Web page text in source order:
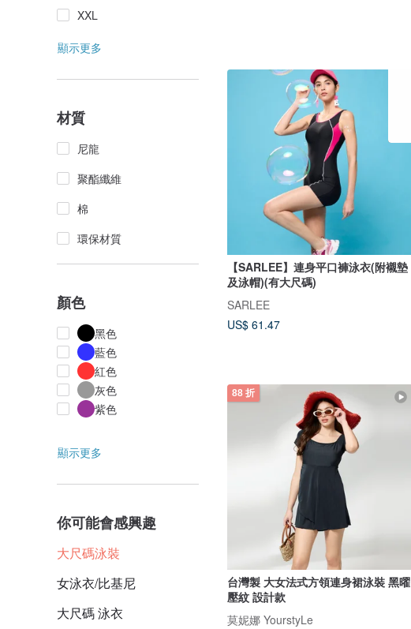
XXL
顯示更多
材質
尼龍
聚酯纖維
棉
環保材質
顏色
黑色
藍色
紅色
灰色
紫色
顯示更多
你可能會感興趣
大尺碼泳裝
女泳衣/比基尼
大尺碼 泳衣
【SARLEE】連身平口褲泳衣(附襯墊
及泳帽)(有大尺碼)
SARLEE
US$ 61.47
88 折
台灣製 大女法式方領連身裙泳裝 黑曜
壓紋 設計款
莫妮娜 YourstyLe